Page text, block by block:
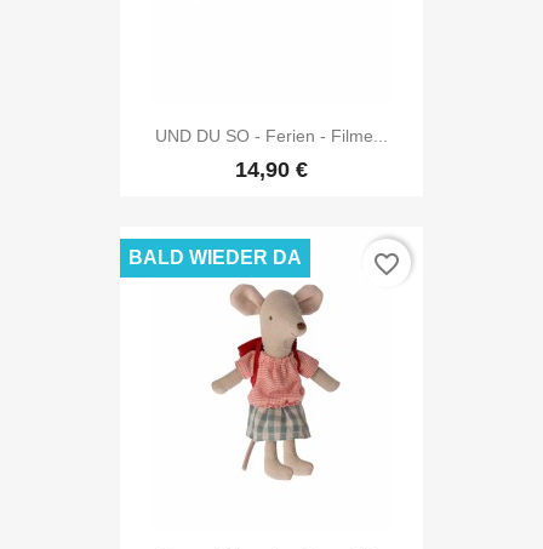
UND DU SO - Ferien - Filme...
14,90 €
BALD WIEDER DA favorite_border